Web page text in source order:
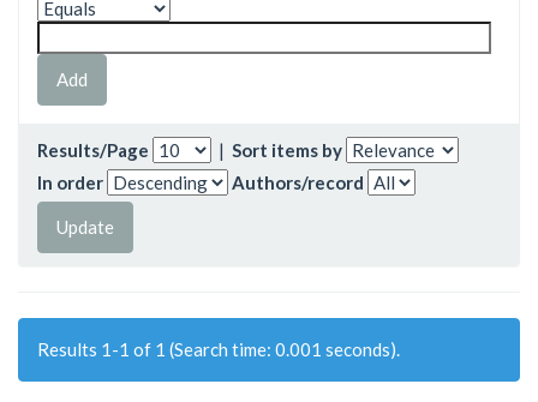
Results/Page | Sort items by
In order
Authors/record
Results 1-1 of 1 (Search time: 0.001 seconds).